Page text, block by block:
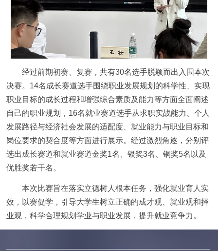
经过前期初赛、复赛，共有30名选手脱颖而出入围本次
决赛。14名成长赛道选手围绕职业发展规划的科学性、实现
职业目标的成长过程和增强综合素质及能力等方面全面阐述
自己的职业规划，16名就业赛道选手从求职实战能力、个人
发展路径与经济社会发展的适配度、就业能力与职业目标和
岗位要求的契合度等方面进行展示。经过激烈角逐，分别评
选出成长赛道和就业赛道金奖1名、银奖3名、铜奖5名以及
优胜奖若干名。
本次比赛旨在落实立德树人根本任务，强化就业育人实
效，以赛促学，引导大学生树立正确的成才观、就业观和择
业观，科学合理规划学业与职业发展，提升就业竞争力。